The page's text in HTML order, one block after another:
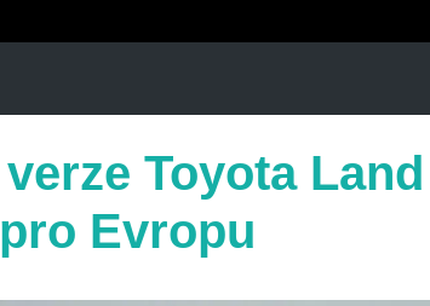
Toyota
Evropu